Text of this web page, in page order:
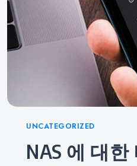
Categories
UNCATEGORIZED
NAS 에 대한 비밀번호 없